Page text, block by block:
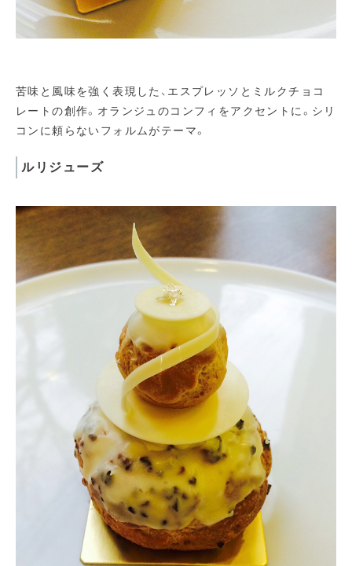
苦味と風味を強く表現した、エスプレッソとミルクチョコ
レートの創作。オランジュのコンフィをアクセントに。シリ
コンに頼らないフォルムがテーマ。
ルリジューズ